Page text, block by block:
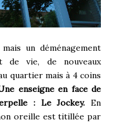
un déménagement
de vie, de nouveaux
quartier mais à 4 coins
enseigne en face de
: Le Jockey. En
oreille est titillée par